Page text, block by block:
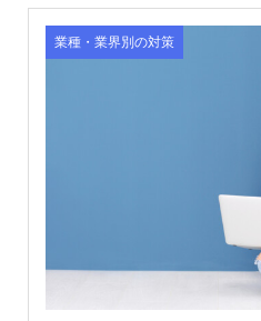
業種・業界別の対策